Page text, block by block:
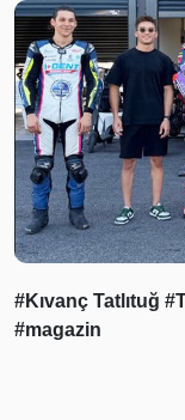
#Kıvanç Tatlıtuğ
#magazin